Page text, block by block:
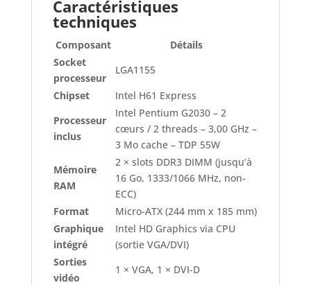
Caractéristiques
techniques
Composant
Détails
Socket
processeur
LGA1155
Chipset
Intel H61 Express
Processeur
inclus
Intel Pentium G2030 – 2
cœurs / 2 threads – 3,00 GHz –
3 Mo cache – TDP 55W
Mémoire
RAM
2 × slots DDR3 DIMM (jusqu’à
16 Go, 1333/1066 MHz, non-
ECC)
Format
Micro-ATX (244 mm x 185 mm)
Graphique
intégré
Intel HD Graphics via CPU
(sortie VGA/DVI)
Sorties
vidéo
1 × VGA, 1 × DVI-D